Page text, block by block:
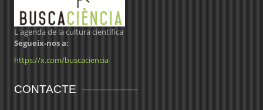
L'agenda de la cultura científica
Segueix-nos a:
https://x.com/buscaciencia
CONTACTE